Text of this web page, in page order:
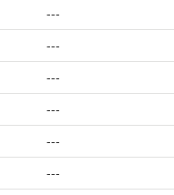
---
---
---
---
---
---